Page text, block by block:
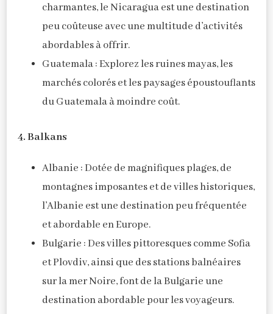
charmantes, le Nicaragua est une destination
peu coûteuse avec une multitude d’activités
abordables à offrir.
Guatemala : Explorez les ruines mayas, les
marchés colorés et les paysages époustouflants
du Guatemala à moindre coût.
4. Balkans
Albanie : Dotée de magnifiques plages, de
montagnes imposantes et de villes historiques,
l’Albanie est une destination peu fréquentée
et abordable en Europe.
Bulgarie : Des villes pittoresques comme Sofia
et Plovdiv, ainsi que des stations balnéaires
sur la mer Noire, font de la Bulgarie une
destination abordable pour les voyageurs.